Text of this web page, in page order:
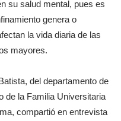
su salud mental, pues es
genera o
la vida diaria de las
mayores.
del departamento de
de la Familia Universitaria
compartió en entrevista